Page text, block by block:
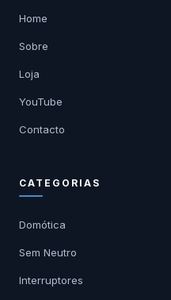
Home
Sobre
Loja
YouTube
Contacto
CATEGORIAS
Domótica
Sem Neutro
Interruptores